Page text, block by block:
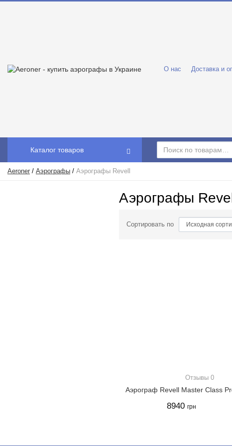
О нас Доставка и
Каталог товаров
Aeroner / Аэрографы / Аэрографы Revell
Аэрографы
Сортировать по
Отзывы 0
Аэрограф Revell Master Class
8940 грн